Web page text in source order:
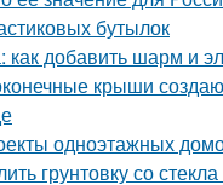
бутылок
как добавить шарм и
крыши
одноэтажных
грунтовку со